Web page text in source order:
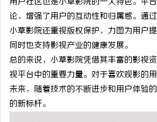
用户社区也是小草影院的一大特色。平
论，增强了用户的互动性和归属感。通
小草影院还重视版权保护，力图为用户
同时也支持影视产业的健康发展。
总的来说，小草影院凭借其丰富的影视
视平台中的重要力量。对于喜欢观影的
未来，随着技术的不断进步和用户体验
的新标杆。